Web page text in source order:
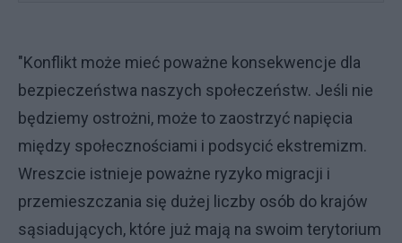
"Konflikt może mieć poważne konsekwencje dla
bezpieczeństwa naszych społeczeństw. Jeśli nie
będziemy ostrożni, może to zaostrzyć napięcia
między społecznościami i podsycić ekstremizm.
Wreszcie istnieje poważne ryzyko migracji i
przemieszczania się dużej liczby osób do krajów
sąsiadujących, które już mają na swoim terytorium